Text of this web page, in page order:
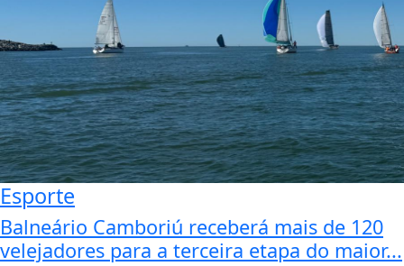
Esporte
Balneário Camboriú receberá mais de 120
velejadores para a terceira etapa do maior...